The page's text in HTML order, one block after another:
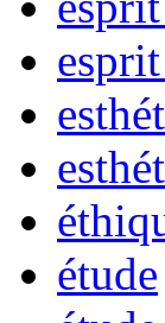
étude